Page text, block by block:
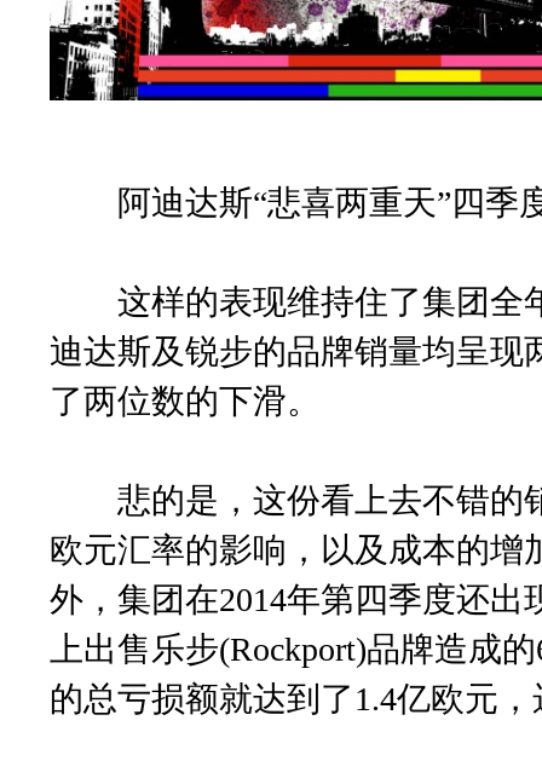
阿迪达斯“悲喜两重天”四季
这样的表现维持住了集团全
迪达斯及锐步的品牌销量均呈
了两位数的下滑。
悲的是，这份看上去不错的
欧元汇率的影响，以及成本的增
外，集团在2014年第四季度还
上出售乐步(Rockport)品牌造成
的总亏损额就达到了1.4亿欧元